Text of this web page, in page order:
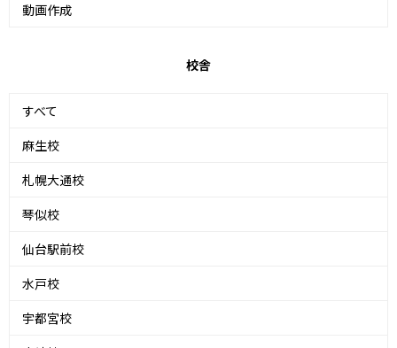
動画作成
校舎
すべて
麻生校
札幌大通校
琴似校
仙台駅前校
水戸校
宇都宮校